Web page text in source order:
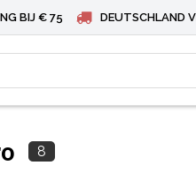
BIJ € 75 DEUTSCHLAND
8